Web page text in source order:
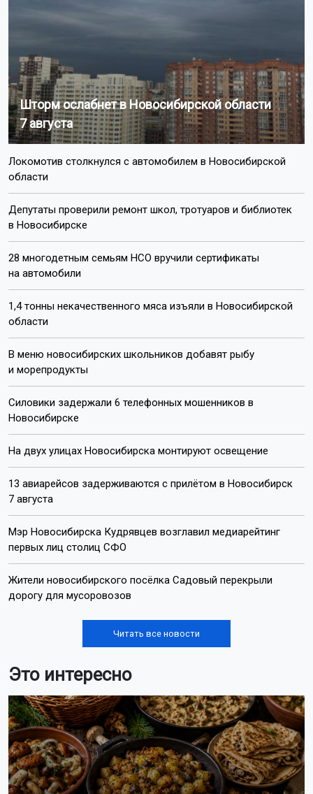
Шторм ослабнет в Новосибирской области
7 августа
Локомотив столкнулся с автомобилем в Новосибирской
области
Депутаты проверили ремонт школ, тротуаров и библиотек
в Новосибирске
28 многодетным семьям НСО вручили сертификаты
на автомобили
1,4 тонны некачественного мяса изъяли в Новосибирской
области
В меню новосибирских школьников добавят рыбу
и морепродукты
Силовики задержали 6 телефонных мошенников в
Новосибирске
На двух улицах Новосибирска монтируют освещение
13 авиарейсов задерживаются с прилётом в Новосибирск
7 августа
Мэр Новосибирска Кудрявцев возглавил медиарейтинг
первых лиц столиц СФО
Жители новосибирского посёлка Садовый перекрыли
дорогу для мусоровозов
Читать все новости
Это интересно